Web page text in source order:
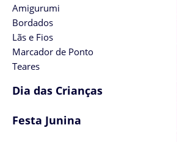
Amigurumi
Bordados
Lãs e Fios
Marcador de Ponto
Teares
Dia das Crianças
Festa Junina